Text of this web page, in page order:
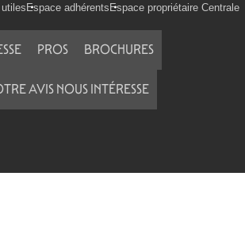
Espace adhérentsEspace propriétaire Centrale
PROS BROCHURES
AVIS NOUS INTÉRESSE